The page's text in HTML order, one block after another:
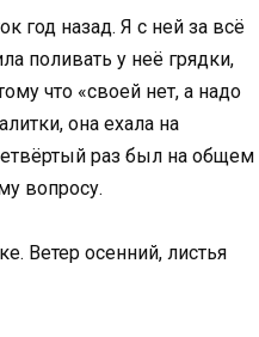
год назад. Я с ней за всё
поливать у неё грядки,
что «своей нет, а надо
она ехала на
раз был на общем
вопросу.
Ветер осенний, листья